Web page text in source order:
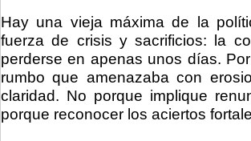
Hay una vieja máxima de la
fuerza de crisis y sacrificios: la
perderse en apenas unos días.
rumbo que amenazaba con
claridad. No porque implique
porque reconocer los aciertos